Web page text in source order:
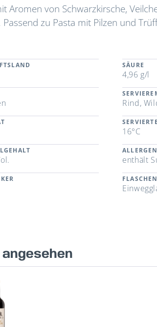
Aromen von Schwarzkirsche,
zu Pasta mit Pilzen und
SÄURE
4,96 g/l
Rind,
16°C
enthält
angesehen